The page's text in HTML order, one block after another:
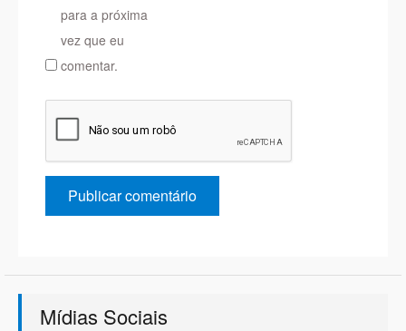
para a próxima
vez que eu
comentar.
Mídias Sociais